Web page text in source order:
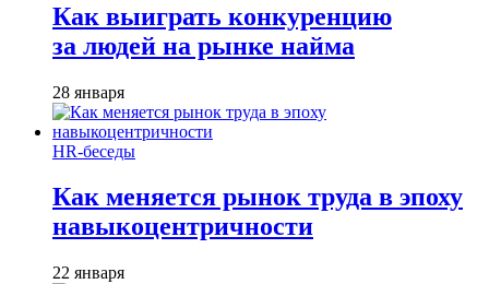
Как выиграть конкуренцию
за людей на рынке найма
28 января
HR-беседы
Как меняется рынок труда в эпоху
навыкоцентричности
22 января